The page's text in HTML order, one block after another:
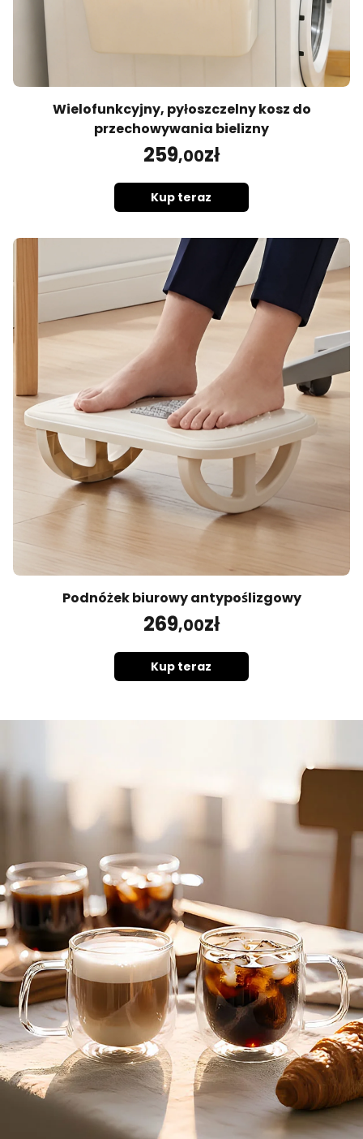
Wielofunkcyjny, pyłoszczelny kosz do
przechowywania bielizny
259,00zł
Kup teraz
Podnóżek biurowy antypoślizgowy
269,00zł
Kup teraz